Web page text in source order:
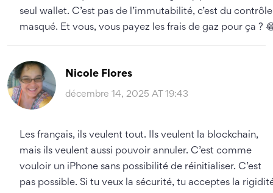
seul wallet. C’est pas de l’immutabilité, c’est du contrôle
masqué. Et vous, vous payez les frais de gaz pour ça ?
Nicole Flores
décembre 14, 2025 AT 19:43
Les français, ils veulent tout. Ils veulent la blockchain,
mais ils veulent aussi pouvoir annuler. C’est comme
vouloir un iPhone sans possibilité de réinitialiser. C’est
pas possible. Si tu veux la sécurité, tu acceptes la